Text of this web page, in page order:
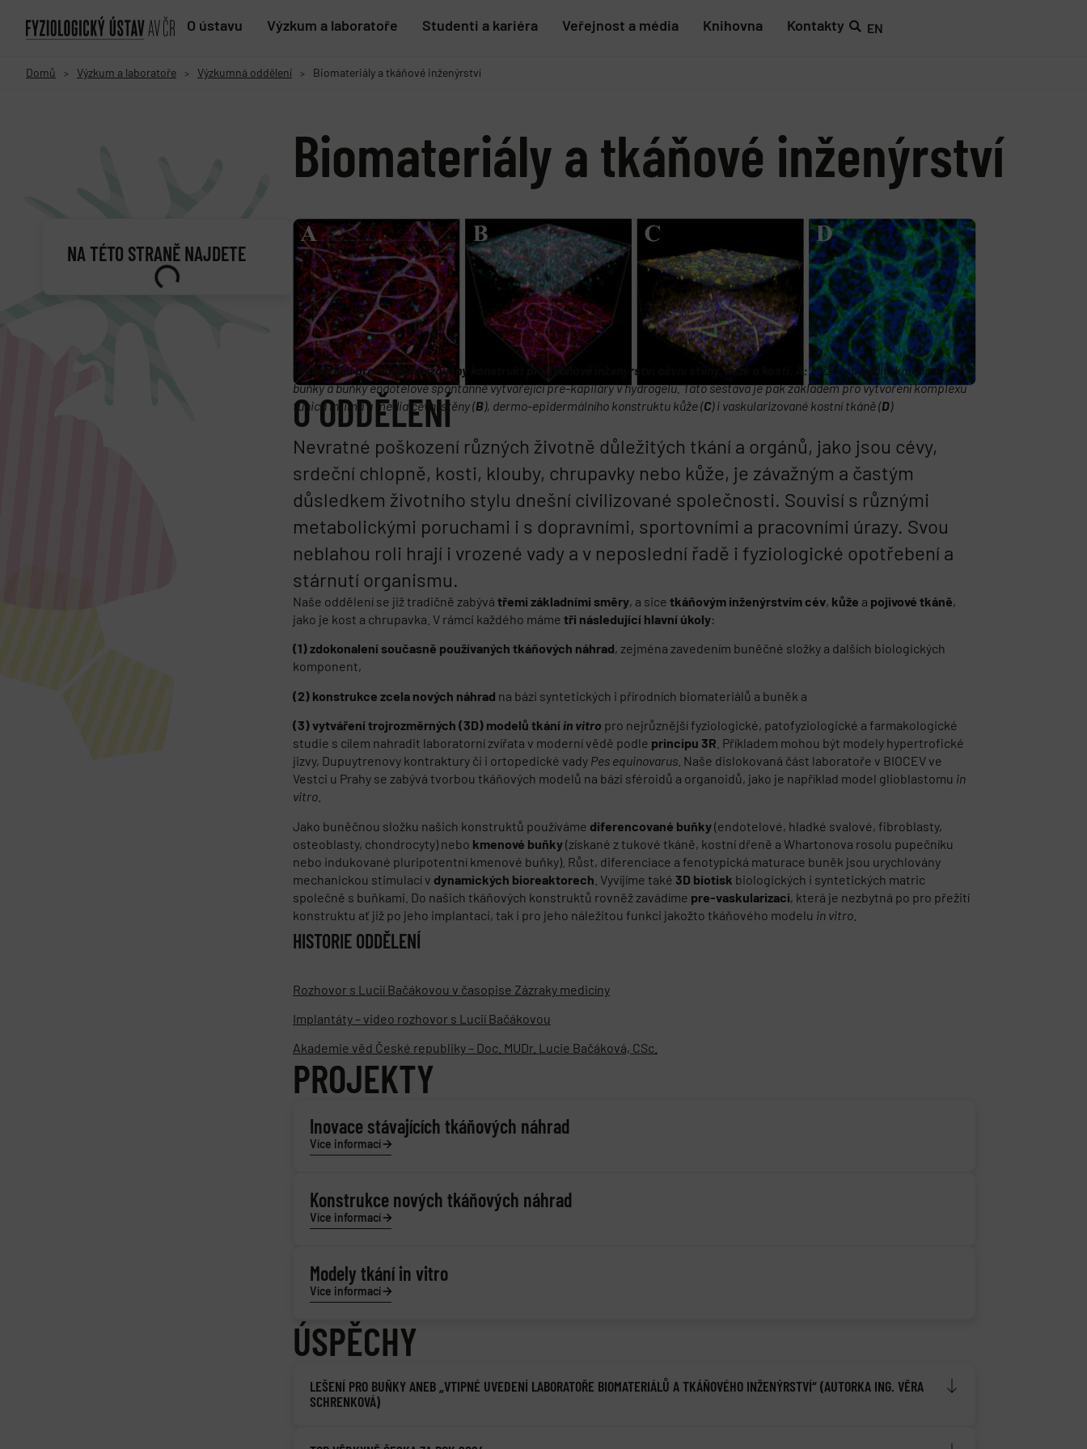
O ústavu Výzkum a laboratoře Studenti a kariéra Veřejnost a média Knihovna Kontakty EN
Domů > Výzkum a laboratoře > Výzkumná oddělení > Biomateriály a tkáňové inženýrství
Biomateriály a tkáňové inženýrství
NA TÉTO STRANĚ NAJDETE
Univerzální pre-vaskularizovaný konstrukt pro tkáňové inženýrství cévní stěny, kůže a kosti. A:Mezenchymální kmenové
buňky a buňky endotelové spontánně vytvářející pre-kapiláry v hydrogelu. Tato sestava je pak základem pro vytvoření komplexu
tunica intima a media cévní stěny (B), dermo-epidermálního konstruktu kůže (C) i vaskularizované kostní tkáně (D)
O ODDĚLENÍ
Nevratné poškození různých životně důležitých tkání a orgánů, jako jsou cévy,
srdeční chlopně, kosti, klouby, chrupavky nebo kůže, je závažným a častým
důsledkem životního stylu dnešní civilizované společnosti. Souvisí s různými
metabolickými poruchami i s dopravními, sportovními a pracovními úrazy. Svou
neblahou roli hrají i vrozené vady a v neposlední řadě i fyziologické opotřebení a
stárnutí organismu.
Naše oddělení se již tradičně zabývá třemi základními směry, a sice tkáňovým inženýrstvím cév, kůže a pojivové tkáně,
jako je kost a chrupavka. V rámci každého máme tři následující hlavní úkoly:
(1) zdokonalení současně používaných tkáňových náhrad, zejména zavedením buněčné složky a dalších biologických
komponent,
(2) konstrukce zcela nových náhrad na bázi syntetických i přírodních biomateriálů a buněk a
(3) vytváření trojrozměrných (3D) modelů tkání in vitro pro nejrůznější fyziologické, patofyziologické a farmakologické
studie s cílem nahradit laboratorní zvířata v moderní vědě podle principu 3R . Příkladem mohou být modely hypertrofické
jizvy, Dupuytrenovy kontraktury či i ortopedické vady Pes equinovarus . Naše dislokovaná část laboratoře v BIOCEV ve
Vestci u Prahy se zabývá tvorbou tkáňových modelů na bázi sféroidů a organoidů, jako je například model glioblastomu in
vitro
Jako buněčnou složku našich konstruktů používáme diferencované buňky(endotelové, hladké svalové, fibroblasty,
osteoblasty, chondrocyty) nebo kmenové buňky(získané z tukové tkáně, kostní dřeně a Whartonova rosolu pupečníku
nebo indukované pluripotentní kmenové buňky). Růst, diferenciace a fenotypická maturace buněk jsou urychlovány
mechanickou stimulací v dynamických bioreaktorech . Vyvíjíme také 3D biotisk biologických i syntetických matric
společně s buňkami. Do našich tkáňových konstruktů rovněž zavádíme pre-vaskularizaci, která je nezbytná po pro přežití
konstruktu ať již po jeho implantaci, tak i pro jeho náležitou funkci jakožto tkáňového modelu in vitro
HISTORIE ODDĚLENÍ
Rozhovor s Lucií Bačákovou v časopise Zázraky medicíny
Implantáty – video rozhovor s Lucií Bačákovou
Akademie věd České republiky – Doc. MUDr. Lucie Bačáková, CSc.
PROJEKTY
Inovace stávajících tkáňových náhrad
Více informací
Konstrukce nových tkáňových náhrad
Více informací
Modely tkání in vitro
Více informací
ÚSPĚCHY
LEŠENÍ PRO BUŇKY ANEB „VTIPNÉ UVEDENÍ LABORATOŘE BIOMATERIÁLŮ A TKÁŇOVÉHO INŽENÝRSTVÍ“ (AUTORKA ING. VĚRA
SCHRENKOVÁ)